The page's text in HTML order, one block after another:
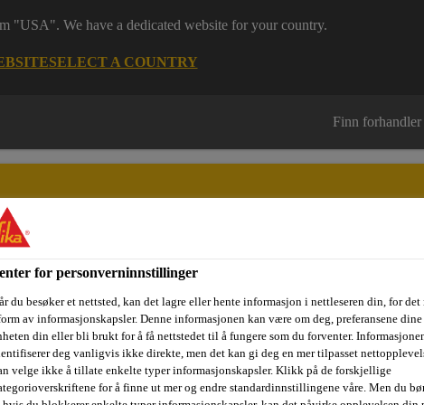
"USA". We have a dedicated website for your country.
SELECT A COUNTRY
Finn forhandler
Beskyttende belegg Sikagard®-330 EL
for personverninnstillinger
du besøker et nettsted, kan det lagre eller hente informasjon i nettleseren din, for det
av informasjonskapsler. Denne informasjonen kan være om deg, preferansene
din eller bli brukt for å få nettstedet til å fungere som du forventer.
deg vanligvis ikke direkte, men det kan gi deg en mer tilpasset
velge ikke å tillate enkelte typer informasjonskapsler. Klikk på de forskjellige
for å finne ut mer og endre standardinnstillingene våre. Men du